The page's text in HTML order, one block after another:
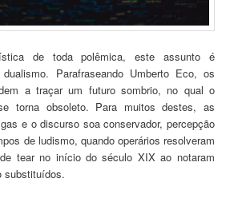
de toda polêmica, este assunto é
Parafraseando Umberto Eco, os
a traçar um futuro sombrio, no qual o
torna obsoleto. Para muitos destes, as
e o discurso soa conservador, percepção
de ludismo, quando operários resolveram
tear no início do século XIX ao notaram
substituídos.